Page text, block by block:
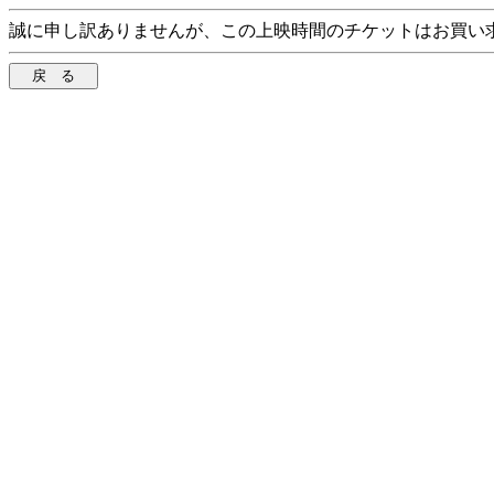
誠に申し訳ありませんが、この上映時間のチケットはお買い